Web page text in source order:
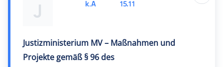
J
Justizministerium MV – Maßnahmen und
Projekte gemäß § 96 des
k.A 15.11